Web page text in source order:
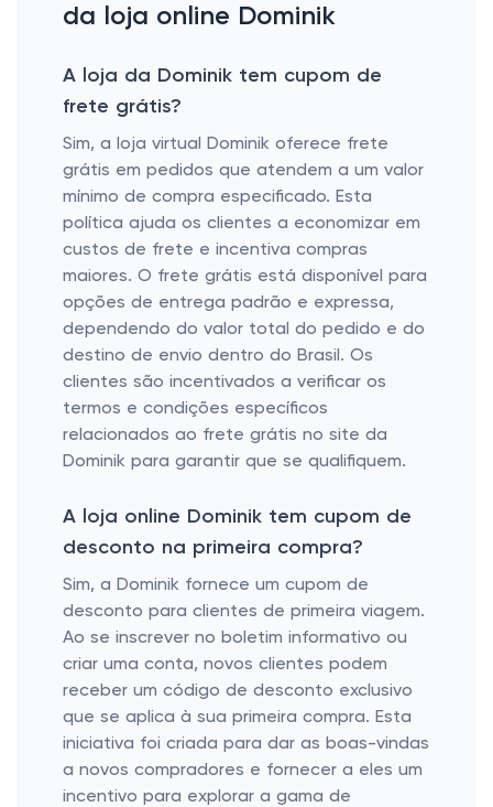
da loja online Dominik
A loja da Dominik tem cupom de
frete grátis?
Sim, a loja virtual Dominik oferece frete
grátis em pedidos que atendem a um valor
mínimo de compra especificado. Esta
política ajuda os clientes a economizar em
custos de frete e incentiva compras
maiores. O frete grátis está disponível para
opções de entrega padrão e expressa,
dependendo do valor total do pedido e do
destino de envio dentro do Brasil. Os
clientes são incentivados a verificar os
termos e condições específicos
relacionados ao frete grátis no site da
Dominik para garantir que se qualifiquem.
A loja online Dominik tem cupom de
desconto na primeira compra?
Sim, a Dominik fornece um cupom de
desconto para clientes de primeira viagem.
Ao se inscrever no boletim informativo ou
criar uma conta, novos clientes podem
receber um código de desconto exclusivo
que se aplica à sua primeira compra. Esta
iniciativa foi criada para dar as boas-vindas
a novos compradores e fornecer a eles um
incentivo para explorar a gama de